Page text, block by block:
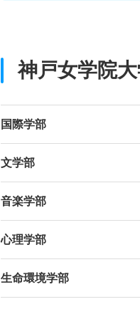
神戸女学院
国際学部
文学部
音楽学部
心理学部
生命環境学部